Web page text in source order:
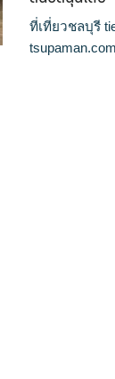
ที่เที่ยวชลบุรี
tsupaman.com